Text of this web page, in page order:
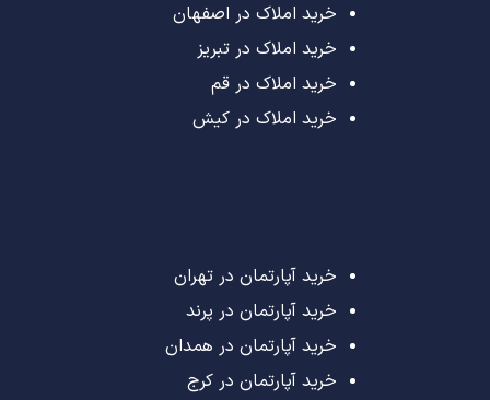
خرید املاک در اصفهان
خرید املاک در تبریز
خرید املاک در قم
خرید املاک در کیش
خرید آپارتمان در تهران
خرید آپارتمان در پرند
خرید آپارتمان در همدان
خرید آپارتمان در کرج